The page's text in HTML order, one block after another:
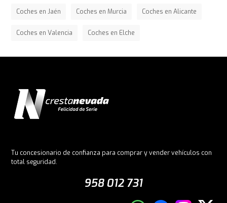
Coches en Jaén Coches en Murcia Coches en Alicante
Coches en Valencia Coches en Elche
Tu concesionario de confianza para comprar y vender vehículos con
total seguridad.
958 012 731